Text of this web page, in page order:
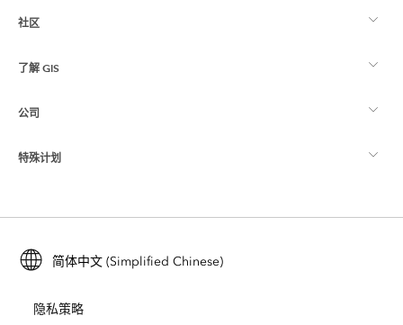
ArcGIS 概览
制图
社区
Esri 社区
ArcGIS 博客
Esri 年轻专家关系网
了解 GIS
什么是 GIS？
位置智能
培训
ArcUser
ArcNews
公司
关于 Esri
招贤纳士
开放视野
特殊计划
ArcGIS for Student Use
保护
简体中文 (Simplified Chinese)
隐私策略